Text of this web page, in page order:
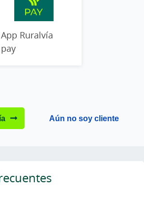
App Ruralvía
pay
Aún no soy cliente